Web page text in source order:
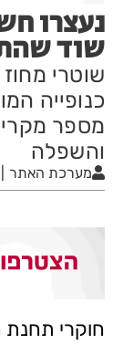
נעצרו
שוד
שוטרי
מספר מקרי
והשפלה
מערכת האתר
חוקרי תחנת